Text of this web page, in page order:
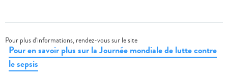
Pour plus d'informations, rendez-vous sur le site
Pour en savoir plus sur la Journée mondiale de lutte contre
le sepsis